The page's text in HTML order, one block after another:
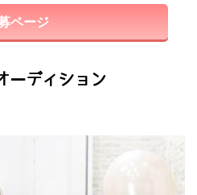
ページ
ーディション